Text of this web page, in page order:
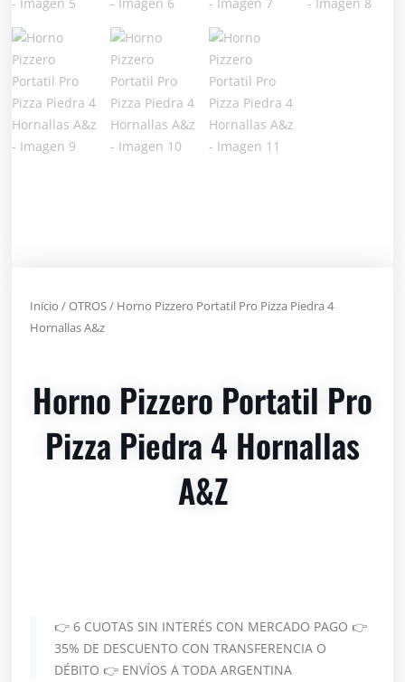
Inicio /OTROS/ Horno Pizzero Portatil Pro Pizza Piedra 4
Hornallas A&z
Horno Pizzero Portatil Pro
Pizza Piedra 4 Hornallas
A&z
👉 6 CUOTAS SIN INTERÉS CON MERCADO PAGO 👉
35% DE DESCUENTO CON TRANSFERENCIA O
DÉBITO 👉 ENVÍOS A TODA ARGENTINA